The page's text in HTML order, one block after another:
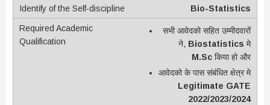
Bio-Statistics
सभी आवेदको सहित उम्मीदवारों
ने, Biostatistics मे
M.Sc किया हो और
आवेदको के पास संबंधित क्षेत्र मे
Legitimate GATE
2022/2023/2024